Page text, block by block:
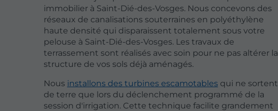
immobilier à Saint-Dié-des-Vosges. Nous concevons des
réseaux de canalisations souterraines en polyéthylène
haute densité qui disparaissent totalement sous votre
pelouse à Saint-Dié-des-Vosges. Les travaux de
terrassement sont réalisés avec soin pour ne pas altérer la
structure de vos sols déjà aménagés.
Nous installons des turbines escamotablesqui ne sortent
de terre que lors du déclenchement programmé de la
session d'irrigation. Cette technique facilite grandement